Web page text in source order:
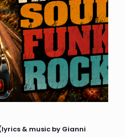
& music by Gianni